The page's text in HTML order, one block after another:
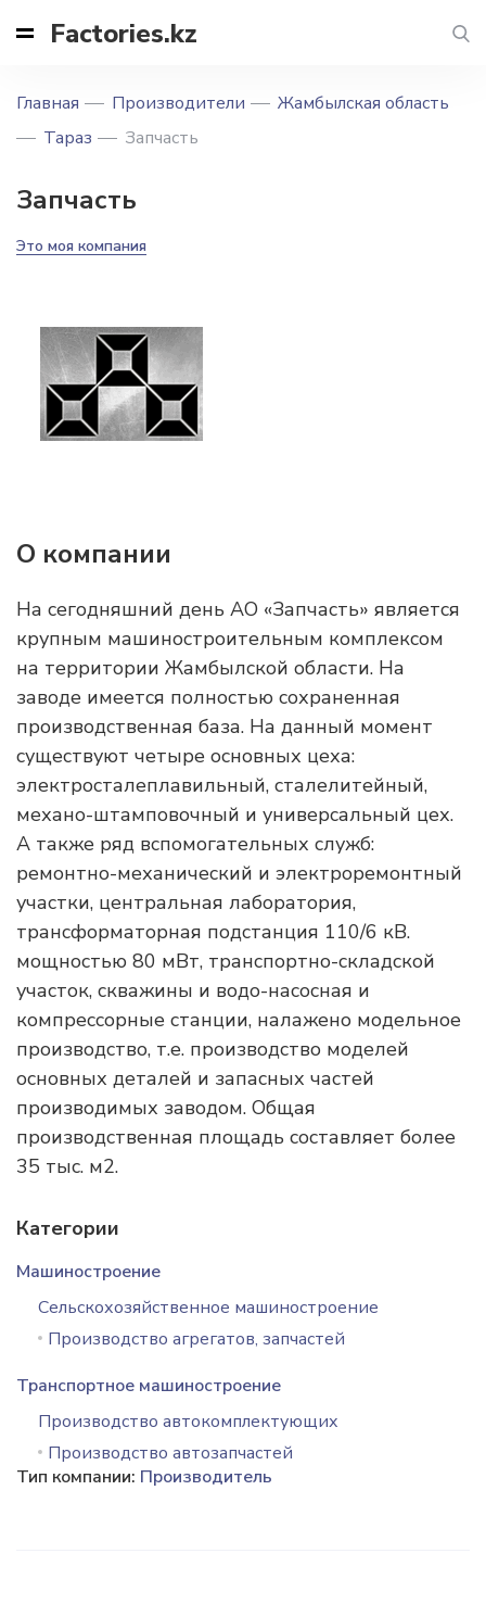
Factories.kz
Главная Производители
Жамбылская область
Тараз
Запчасть
Запчасть
Это моя компания
О компании
На сегодняшний день АО «Запчасть» является
крупным машиностроительным комплексом
на территории Жамбылской области. На
заводе имеется полностью сохраненная
производственная база. На данный момент
существуют четыре основных цеха:
электросталеплавильный, сталелитейный,
механо-штамповочный и универсальный цех.
А также ряд вспомогательных служб:
ремонтно-механический и электроремонтный
участки, центральная лаборатория,
трансформаторная подстанция 110/6 кВ.
мощностью 80 мВт, транспортно-складской
участок, скважины и водо-насосная и
компрессорные станции, налажено модельное
производство, т.е. производство моделей
основных деталей и запасных частей
производимых заводом. Общая
производственная площадь составляет более
35 тыс. м2.
Категории
Машиностроение
Сельскохозяйственное машиностроение
Производство агрегатов, запчастей
Транспортное машиностроение
Производство автокомплектующих
Производство автозапчастей
Тип компании: Производитель